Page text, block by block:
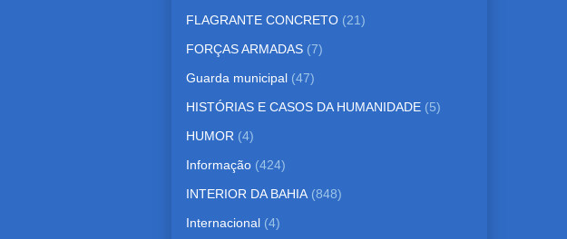
FLAGRANTE CONCRETO (21)
FORÇAS ARMADAS (7)
Guarda municipal (47)
HISTÓRIAS E CASOS DA HUMANIDADE (5)
HUMOR (4)
Informação (424)
INTERIOR DA BAHIA (848)
Internacional (4)